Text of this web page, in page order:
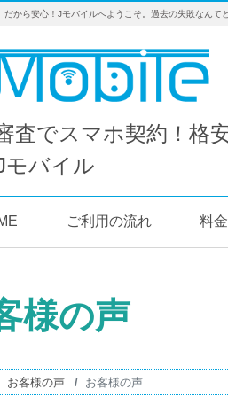
だから安心！Jモバイルへようこそ。過去の失敗なん
査でスマホ契約！格
モバイル
ご利用の流れ 料
様の声
お客様の声 お客様の声